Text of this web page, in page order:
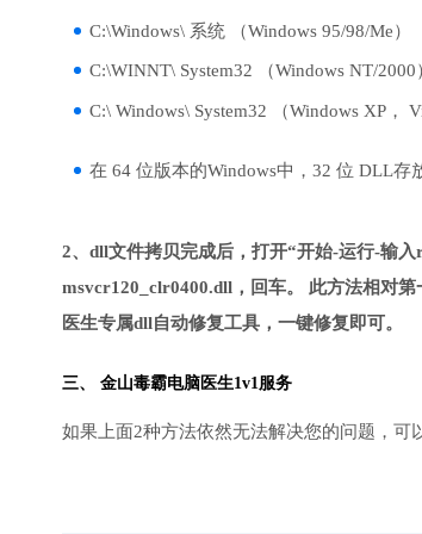
C:\Windows\ 系统 （Windows 95/98/Me）
C:\WINNT\ System32 （Windows NT/2000
C:\ Windows\ System32 （Windows XP，
在 64 位版本的Windows中，32 位 DLL存
2、dll文件拷贝完成后，打开“开始-运行-输
msvcr120_clr0400.dll，回车。 此方法相对
医生专属dll自动修复工具，一键修复即可。
三、 金山毒霸电脑医生1v1服务
如果上面2种方法依然无法解决您的问题，可